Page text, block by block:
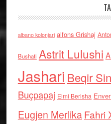
albano kolonjari alfons Grishaj
Bushati Astrit Lulushi
Jashari Beqir
Buçpapaj Elmi Berisha
Eugjen MerlikaFahri